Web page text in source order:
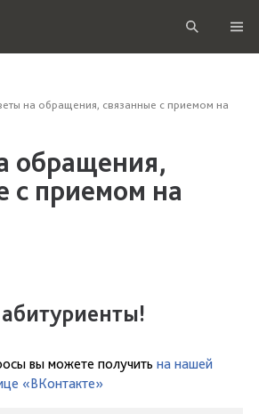
на обращения, связанные с приемом на
обращения,
с приемом на
вы можете получить на нашей
«ВКонтакте»